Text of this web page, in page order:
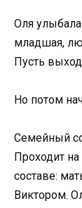
Оля
младшая,
Пусть
Но потом
Семейный
Проходит
составе:
Виктором.